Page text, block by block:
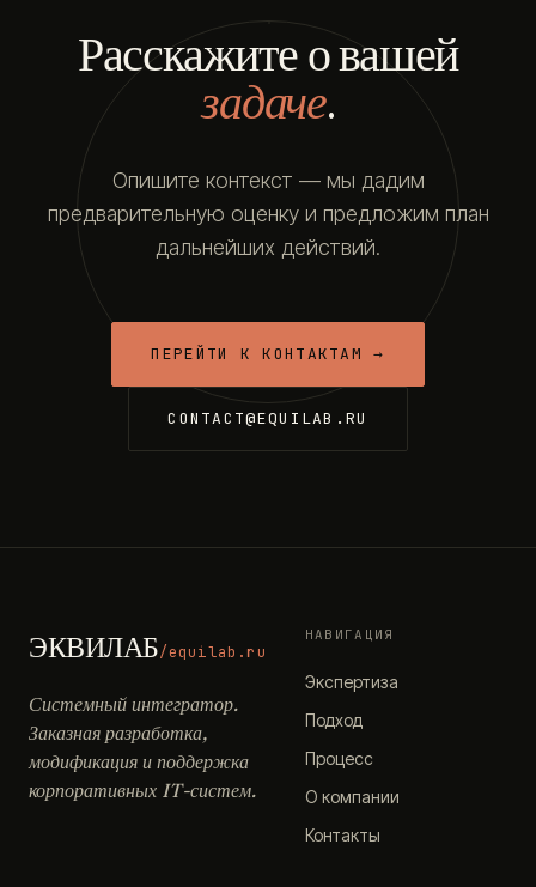
Расскажите о вашей
задаче.
Опишите контекст — мы дадим
предварительную оценку и предложим план
дальнейших действий.
ПЕРЕЙТИ К КОНТАКТАМ →
CONTACT@EQUILAB.RU
ЭКВИЛАБ/equilab.ru
Системный интегратор.
Заказная разработка,
модификация и поддержка
корпоративных IT-систем.
НАВИГАЦИЯ
Экспертиза
Подход
Процесс
О компании
Контакты